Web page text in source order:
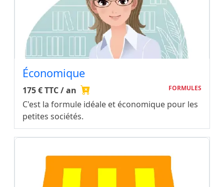
Économique
FORMULES
175 € TTC / an
C'est la formule idéale et économique pour les
petites sociétés.